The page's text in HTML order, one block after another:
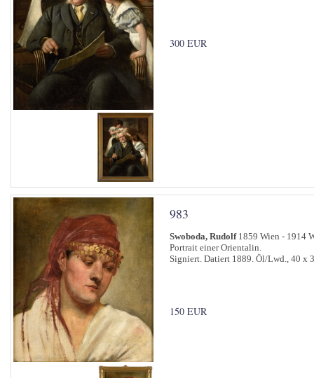
300 EUR
983
Swoboda, Rudolf1859 Wien - 1914
Portrait einer Orientalin.
Signiert. Datiert 1889. Öl/Lwd., 40 x
150 EUR